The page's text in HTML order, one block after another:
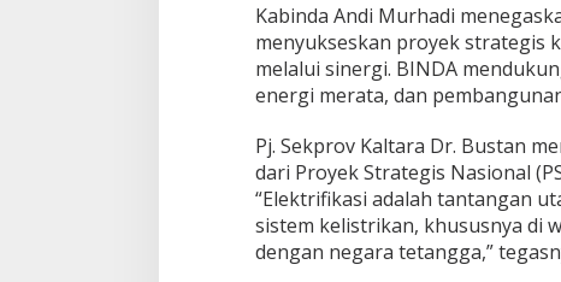
Kabinda Andi Murhadi
menyukseskan proyek strategis
melalui sinergi. BINDA
energi merata, dan
Pj. Sekprov Kaltara Dr. Bustan
dari Proyek Strategis Nasional
“Elektrifikasi adalah tantangan
sistem kelistrikan, khususnya di
dengan negara tetangga,”